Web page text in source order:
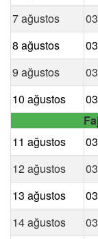
7 ağustos
8 ağustos
9 ağustos
10 ağustos
11 ağustos
12 ağustos
13 ağustos
14 ağustos